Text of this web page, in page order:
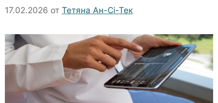
17.02.2026 от Тетяна Ан-Сі-Тек